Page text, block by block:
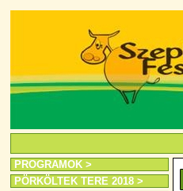
PROGRAMOK >
PÖRKÖLTEK TERE 2018 >